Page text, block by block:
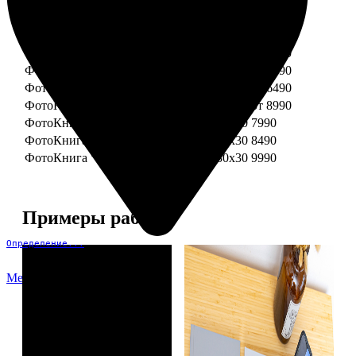
Определение...
Меню
ФотоКнига "Премиум" 20x30
от 4990
ФотоКнига "Премиум" 25x25
от 5990
ФотоКнига "Премиум" 30x30
от 6490
ФотоКнига "Премиум" 30x45
от 8990
ФотоКнига "Премиум" Свадебная 20x20 7990
ФотоКнига "Премиум" Свадебная 20x30 8490
ФотоКнига "Премиум" Свадебная 30x30 9990
Примеры работ